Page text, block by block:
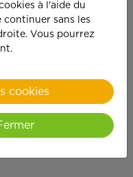
plus
met du
!
à l'aide du
continuer sans les
Vous pourrez
cookies